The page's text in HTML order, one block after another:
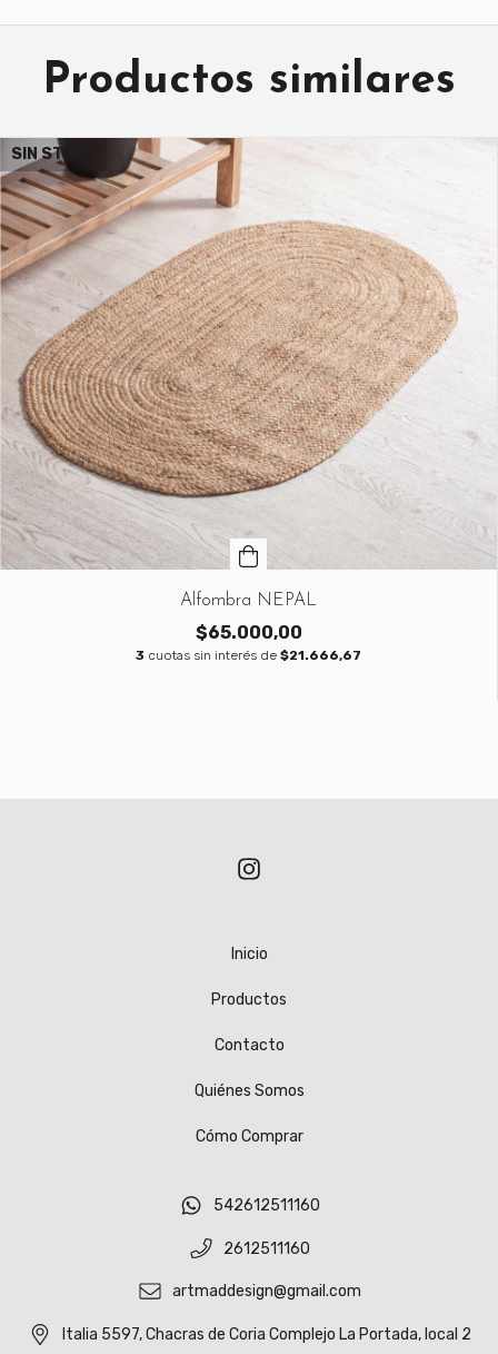
Productos similares
SIN STOCK
Alfombra NEPAL
$65.000,00
3 cuotas sin interés de $21.666,67
Inicio
Productos
Contacto
Quiénes Somos
Cómo Comprar
542612511160
2612511160
artmaddesign@gmail.com
Italia 5597, Chacras de Coria Complejo La Portada, local 2